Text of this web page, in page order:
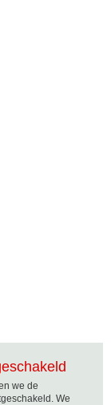
we de
We